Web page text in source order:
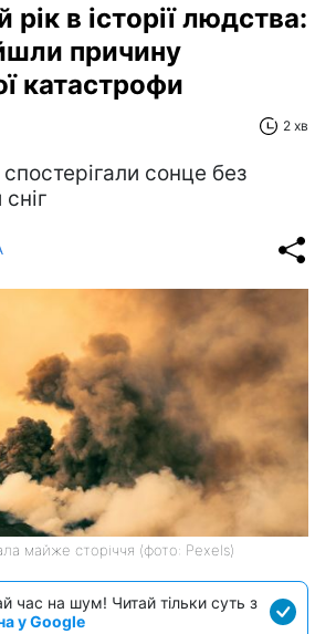
рік в історії людства:
причину
катастрофи
2 хв
сонце без
сніг
майже сторіччя (фото: Pexels)
час на шум! Читай тільки суть з
у Google